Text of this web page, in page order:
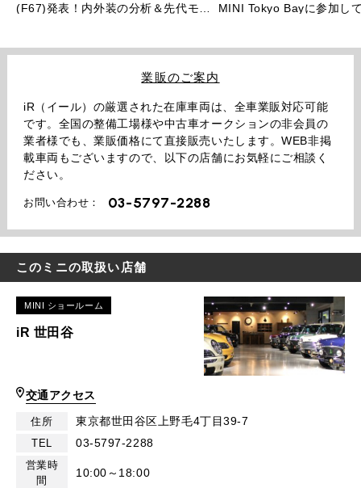
(F67)発表！内外装の分析＆先代モデ
MINI Tokyo Bayに参加し
業販のご案内
iR（イール）の厳選された在庫車両は、全車業販対応可能
です。全国の整備工場様や中古車オークションの非会員の
業者様でも、業販価格にて直接販売いたします。WEB非掲
載車両もございますので、以下の店舗にお気軽にご相談く
ださい。
お問い合わせ： 03-5797-2288
このミニの取扱い店舗
MINI ショールーム
iR 世田谷
交通アクセス
住所 東京都世田谷区上野毛4丁目39-7
TEL 03-5797-2288
営業時
間
10:00～18:00